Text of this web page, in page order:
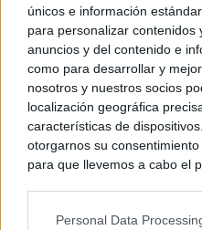
únicos e información
para personalizar contenidos
anuncios y del contenido e
como para desarrollar y
nosotros y nuestros socios
localización geográfica
características de
otorgarnos su
para que llevemos a cabo el
negar su consentimiento.
Personal Data
© Kiosko.net Aviso Legal